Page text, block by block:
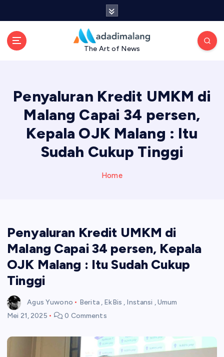
The Art of News
Penyaluran Kredit UMKM di
Malang Capai 34 persen,
Kepala OJK Malang : Itu
Sudah Cukup Tinggi
Home
Penyaluran Kredit UMKM di
Malang Capai 34 persen, Kepala
OJK Malang : Itu Sudah Cukup
Tinggi
Agus Yuwono Berita, EkBis , Instansi ,Umum
Mei 21, 2025
0 Comments